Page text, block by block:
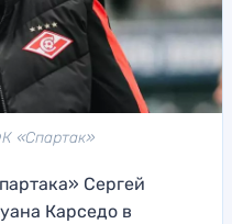
«Спартак»
Сергей
Карседо в